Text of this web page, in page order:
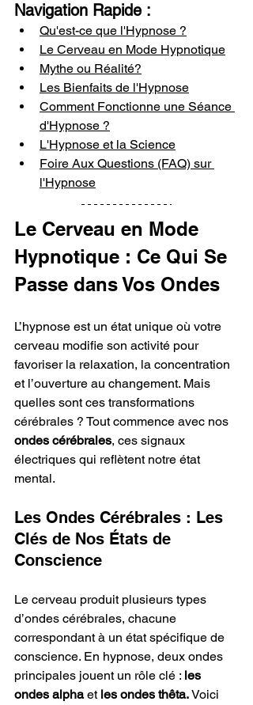
Navigation Rapide :
Qu'est-ce que l'Hypnose ?
Le Cerveau en Mode Hypnotique
Mythe ou Réalité?
Les Bienfaits de l'Hypnose
Comment Fonctionne une Séance
d'Hypnose ?
L'Hypnose et la Science
Foire Aux Questions (FAQ) sur
l'Hypnose
Le Cerveau en Mode
Hypnotique : Ce Qui Se
Passe dans Vos Ondes
L’hypnose est un état unique où votre
cerveau modifie son activité pour
favoriser la relaxation, la concentration
et l’ouverture au changement. Mais
quelles sont ces transformations
cérébrales ? Tout commence avec nos
ondes cérébrales, ces signaux
électriques qui reflètent notre état
mental.
Les Ondes Cérébrales : Les
Clés de Nos États de
Conscience
Le cerveau produit plusieurs types
d’ondes cérébrales, chacune
correspondant à un état spécifique de
conscience. En hypnose, deux ondes
principales jouent un rôle clé : les
ondes alpha et les ondes thêta. Voici